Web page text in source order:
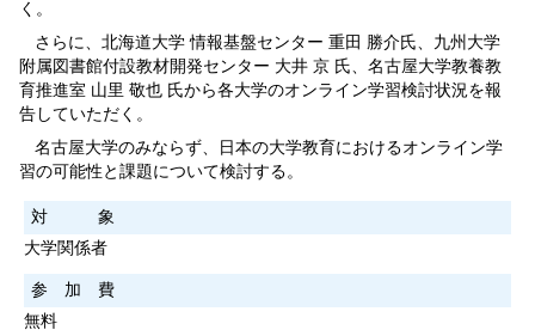
く。
さらに、北海道大学 情報基盤センター 重田 勝介氏、九州大学
附属図書館付設教材開発センター 大井 京 氏、名古屋大学教養教
育推進室 山里 敬也 氏から各大学のオンライン学習検討状況を報
告していただく。
名古屋大学のみならず、日本の大学教育におけるオンライン学
習の可能性と課題について検討する。
対 象
大学関係者
参 加 費
無料